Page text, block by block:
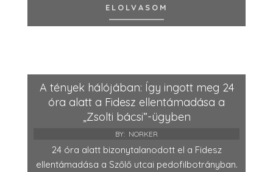
ELOLVASOM
A tények hálójában: Így ingott meg 24
óra alatt a Fidesz ellentámadása a
„Zsolti bácsi”-ügyben
BY: NORKER
24 óra alatt bizonytalanodott el a Fidesz
ellentámadása a Szőlő utcai pedofilbotrányban.